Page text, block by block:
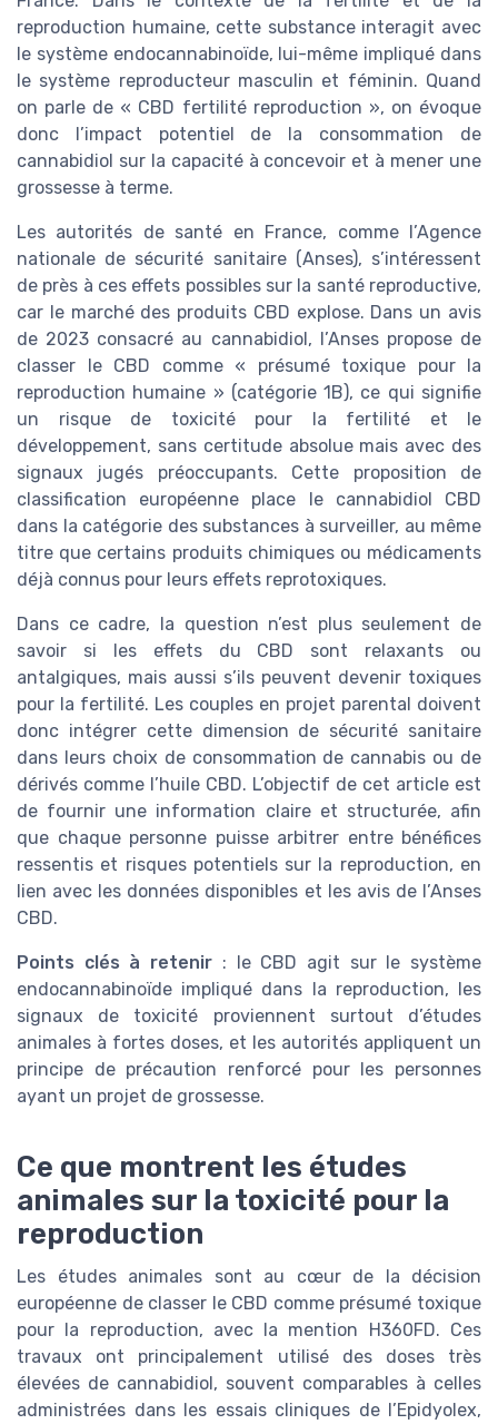
reproduction humaine, cette substance interagit avec
le système endocannabinoïde, lui-même impliqué dans
le système reproducteur masculin et féminin. Quand
on parle de « CBD fertilité reproduction », on évoque
donc l’impact potentiel de la consommation de
cannabidiol sur la capacité à concevoir et à mener une
grossesse à terme.
Les autorités de santé en France, comme l’Agence
nationale de sécurité sanitaire (Anses), s’intéressent
de près à ces effets possibles sur la santé reproductive,
car le marché des produits CBD explose. Dans un avis
de 2023 consacré au cannabidiol, l’Anses propose de
classer le CBD comme « présumé toxique pour la
reproduction humaine » (catégorie 1B), ce qui signifie
un risque de toxicité pour la fertilité et le
développement, sans certitude absolue mais avec des
signaux jugés préoccupants. Cette proposition de
classification européenne place le cannabidiol CBD
dans la catégorie des substances à surveiller, au même
titre que certains produits chimiques ou médicaments
déjà connus pour leurs effets reprotoxiques.
Dans ce cadre, la question n’est plus seulement de
savoir si les effets du CBD sont relaxants ou
antalgiques, mais aussi s’ils peuvent devenir toxiques
pour la fertilité. Les couples en projet parental doivent
donc intégrer cette dimension de sécurité sanitaire
dans leurs choix de consommation de cannabis ou de
dérivés comme l’huile CBD. L’objectif de cet article est
de fournir une information claire et structurée, afin
que chaque personne puisse arbitrer entre bénéfices
ressentis et risques potentiels sur la reproduction, en
lien avec les données disponibles et les avis de l’Anses
CBD.
Points clés à retenir : le CBD agit sur le système
endocannabinoïde impliqué dans la reproduction, les
signaux de toxicité proviennent surtout d’études
animales à fortes doses, et les autorités appliquent un
principe de précaution renforcé pour les personnes
ayant un projet de grossesse.
Ce que montrent les études
animales sur la toxicité pour la
reproduction
Les études animales sont au cœur de la décision
européenne de classer le CBD comme présumé toxique
pour la reproduction, avec la mention H360FD. Ces
travaux ont principalement utilisé des doses très
élevées de cannabidiol, souvent comparables à celles
administrées dans les essais cliniques de l’Epidyolex,